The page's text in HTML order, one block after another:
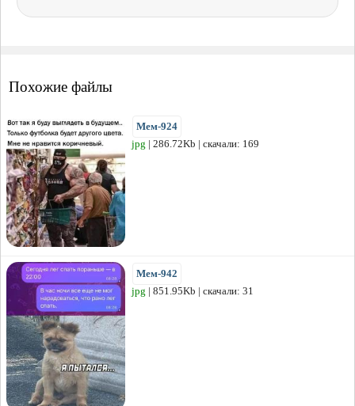
Похожие файлы
Мем-924
jpg | 286.72Kb | скачали: 169
Мем-942
jpg | 851.95Kb | скачали: 31